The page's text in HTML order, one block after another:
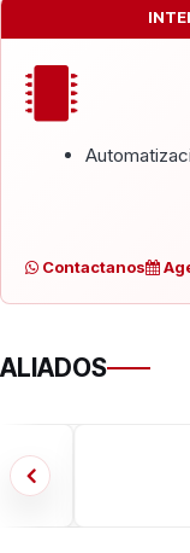
Contactanos
ALIADOS